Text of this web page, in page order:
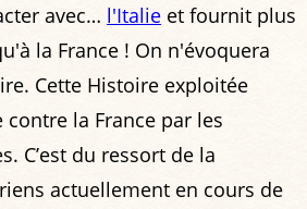
avec… l'Italie et fournit plus
la France ! On n'évoquera
Cette Histoire exploitée
contre la France par les
C’est du ressort de la
actuellement en cours de